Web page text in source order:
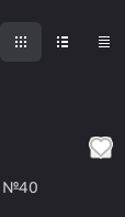
№40